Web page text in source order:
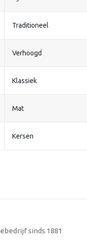
Traditioneel
Verhoogd
Klassiek
Mat
Kersen
sinds 1881